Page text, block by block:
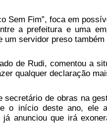
Sem Fim”, foca em
a prefeitura e uma
um servidor preso
de Rudi, comentou a
qualquer declaração
secretário de obras na
o início deste ano, ele
anunciou que irá